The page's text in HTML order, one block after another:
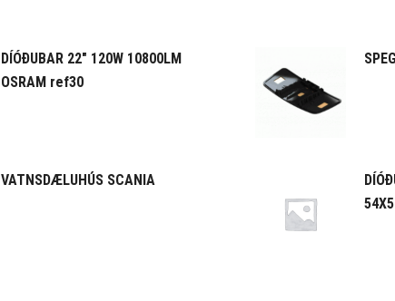
DÍÓÐUBAR 22" 120W 10800LM
OSRAM ref30
VATNSDÆLUHÚS SCANIA